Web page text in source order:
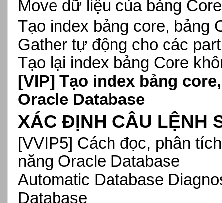
Move dữ liệu của bảng
Tạo index bảng core, bảng
Gather tự động cho các
Tạo lại index bảng Core
[VIP] Tạo index bảng
Oracle Database
XÁC ĐỊNH CÂU LỆNH
[VVIP5] Cách đọc, phân
năng Oracle Database
Automatic Database
Database